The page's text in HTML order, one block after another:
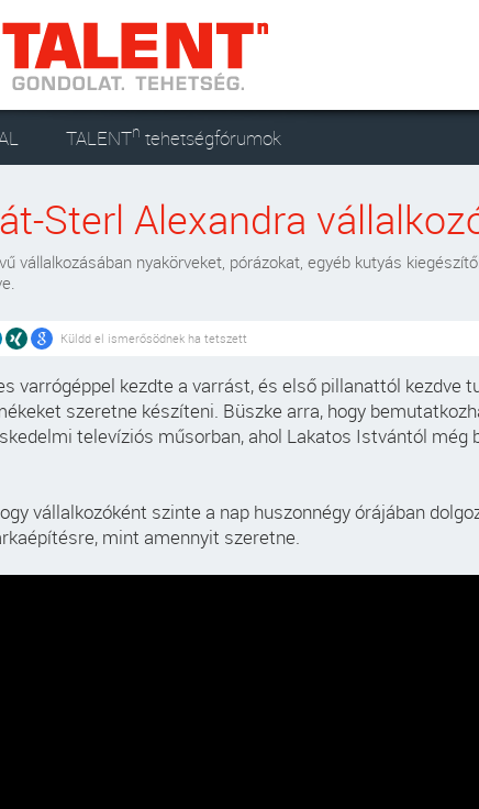
TALENTn tehetségfórumok
Sterl Alexandra
vállalkozásában nyakörveket, pórázokat, egyéb kutyás
Küldd el ismerősödnek ha tetszett
varrógéppel kezdte a varrást, és első pillanattól kezdve
szeretne készíteni. Büszke arra, hogy
televíziós műsorban, ahol Lakatos Istvántól még
vállalkozóként szinte a nap huszonnégy órájában
mint amennyit szeretne.